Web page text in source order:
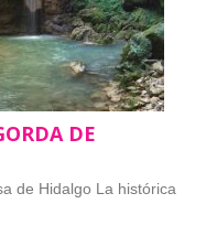
DE
de Hidalgo La histórica